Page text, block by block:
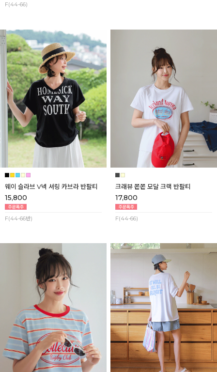
F(44-66)
웨이 슬라브 V넥 셔링 카브라 반팔티
15,800
F(44-66반)
크래뷰 쫀쫀 모달 크랙 반팔티
17,800
F(44-66)